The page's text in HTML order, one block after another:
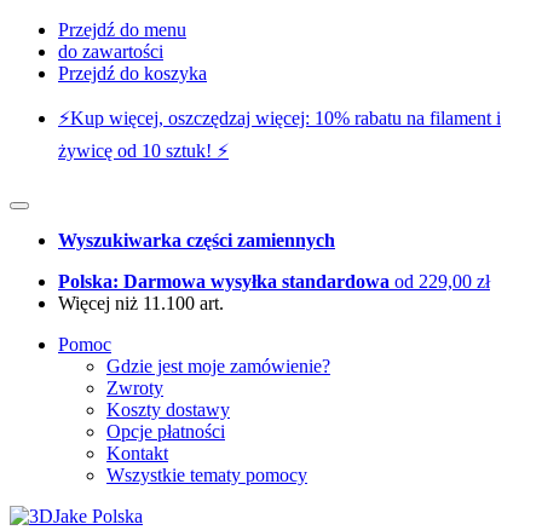
Przejdź do menu
do zawartości
Przejdź do koszyka
⚡️Kup więcej, oszczędzaj więcej: 10% rabatu na filament i
żywicę od 10 sztuk! ⚡️
Wyszukiwarka części zamiennych
Polska: Darmowa wysyłka standardowa od 229,00 zł
Więcej niż 11.100 art.
Pomoc
Gdzie jest moje zamówienie?
Zwroty
Koszty dostawy
Opcje płatności
Kontakt
Wszystkie tematy pomocy